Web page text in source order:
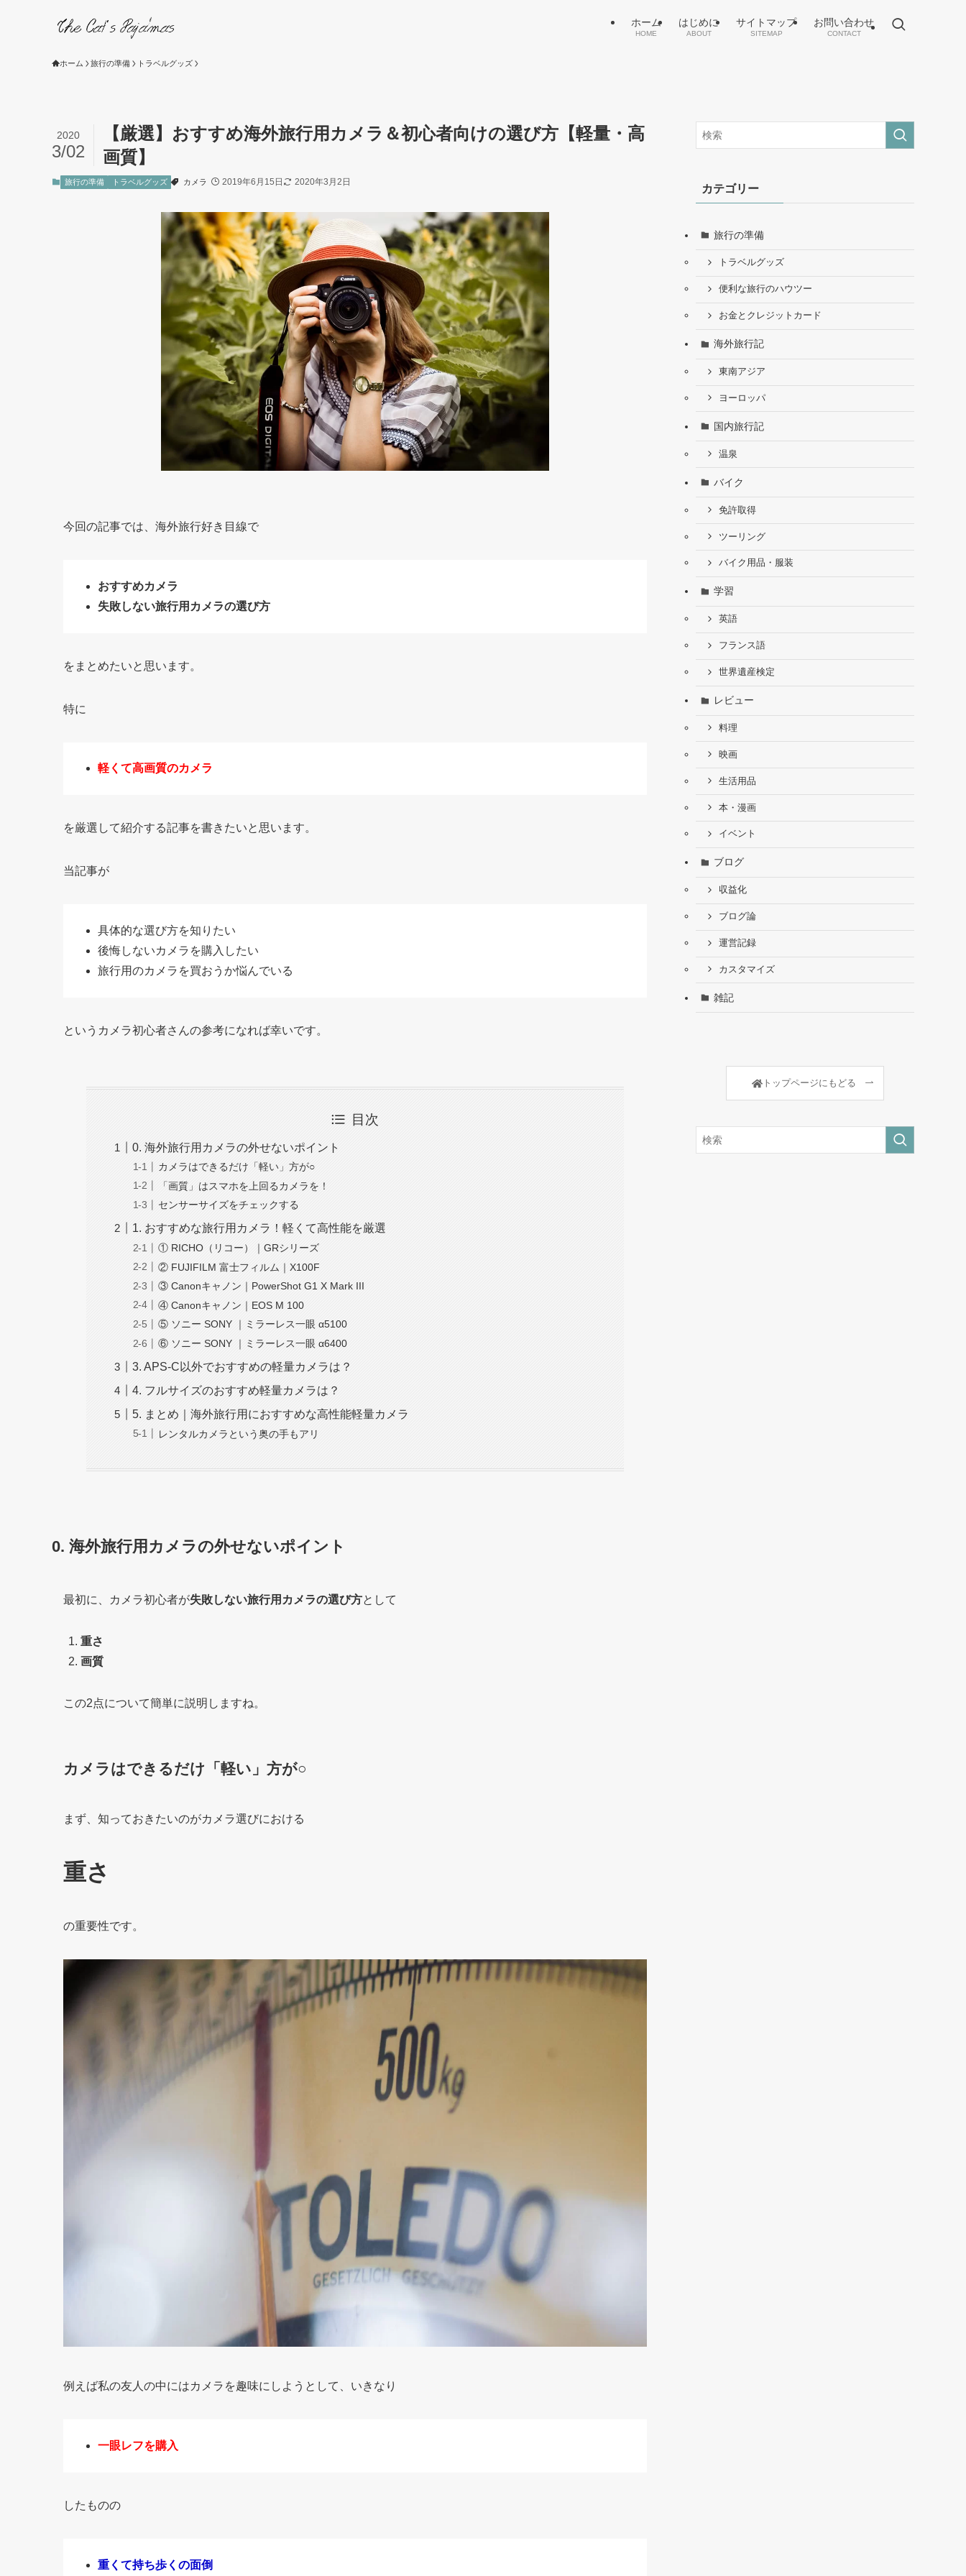
ホーム
HOME
はじめに
ABOUT
サイトマップ
SITEMAP
お問い合わせ
CONTACT
ホーム 旅行の準備 トラベルグッズ
【厳選】おすすめ海外旅行用カメラ＆初心者向けの選び方【軽量・高
画質】
2020
3/02
旅行の準備 トラベルグッズ カメラ 2019年6月15日 2020年3月2日
今回の記事では、海外旅行好き目線で
おすすめカメラ
失敗しない旅行用カメラの選び方
をまとめたいと思います。
特に
軽くて高画質のカメラ
を厳選して紹介する記事を書きたいと思います。
当記事が
具体的な選び方を知りたい
後悔しないカメラを購入したい
旅行用のカメラを買おうか悩んでいる
というカメラ初心者さんの参考になれば幸いです。
目次
0. 海外旅行用カメラの外せないポイント
カメラはできるだけ「軽い」方が○
「画質」はスマホを上回るカメラを！
センサーサイズをチェックする
1. おすすめな旅行用カメラ！軽くて高性能を厳選
① RICHO（リコー）｜GRシリーズ
② FUJIFILM 富士フィルム｜X100F
③ Canonキャノン｜PowerShot G1 X Mark III
④ Canonキャノン｜EOS M 100
⑤ ソニー SONY ｜ミラーレス一眼 α5100
⑥ ソニー SONY ｜ミラーレス一眼 α6400
3. APS-C以外でおすすめの軽量カメラは？
4. フルサイズのおすすめ軽量カメラは？
5. まとめ｜海外旅行用におすすめな高性能軽量カメラ
レンタルカメラという奥の手もアリ
0. 海外旅行用カメラの外せないポイント
最初に、カメラ初心者が失敗しない旅行用カメラの選び方として
重さ
画質
この2点について簡単に説明しますね。
カメラはできるだけ「軽い」方が○
まず、知っておきたいのがカメラ選びにおける
重さ
の重要性です。
例えば私の友人の中にはカメラを趣味にしようとして、いきなり
一眼レフを購入
したものの
重くて持ち歩くの面倒
カテゴリー
旅行の準備
トラベルグッズ
便利な旅行のハウツー
お金とクレジットカード
海外旅行記
東南アジア
ヨーロッパ
国内旅行記
温泉
バイク
免許取得
ツーリング
バイク用品・服装
学習
英語
フランス語
世界遺産検定
レビュー
料理
映画
生活用品
本・漫画
イベント
ブログ
収益化
ブログ論
運営記録
カスタマイズ
雑記
トップページにもどる